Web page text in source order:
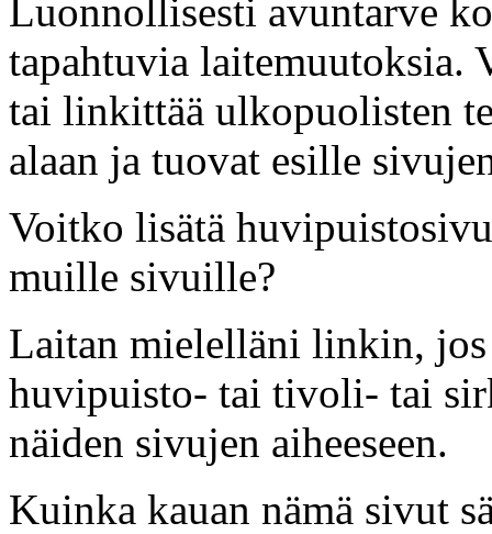
Luonnollisesti avuntarve
tapahtuvia laitemuutoksia.
tai linkittää ulkopuolisten
alaan ja tuovat esille
Voitko lisätä
muille sivuille?
Laitan mielelläni linkin,
huvipuisto- tai tivoli- tai
näiden sivujen aiheeseen.
Kuinka kauan nämä sivut